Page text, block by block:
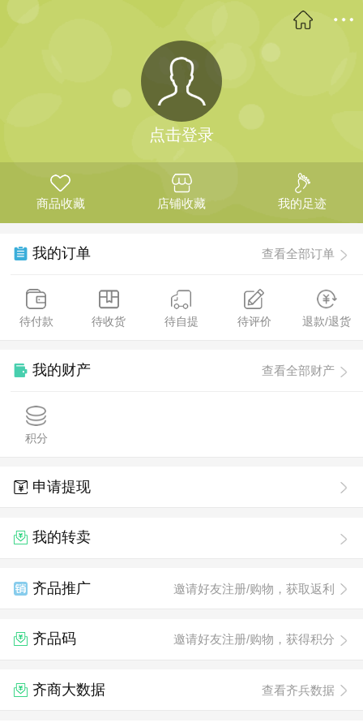
点击登录
商品收藏 店铺收藏 我的足迹
我的订单 查看全部订单
待付款 待收货 待自提 待评价 退款/退货
我的财产 查看全部财产
积分
申请提现
我的转卖
齐品推广 邀请好友注册/购物，获取返利
齐品码 邀请好友注册/购物，获得积分
齐商大数据 查看齐兵数据